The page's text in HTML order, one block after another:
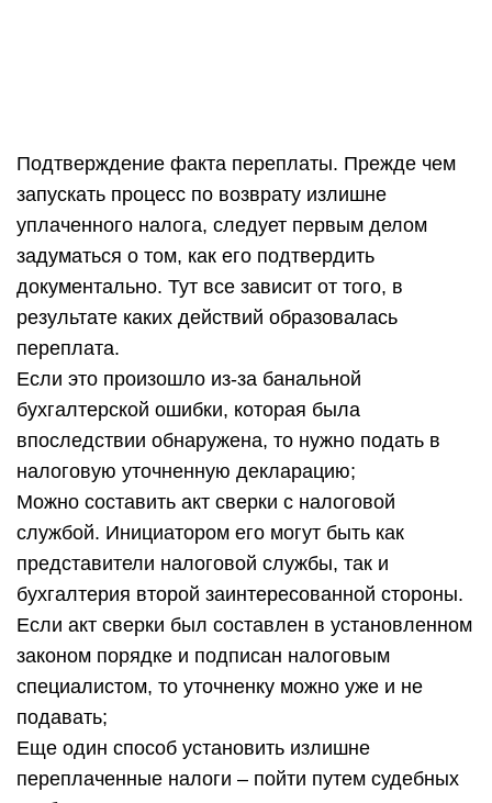
Подтверждение факта переплаты. Прежде чем
запускать процесс по возврату излишне
уплаченного налога, следует первым делом
задуматься о том, как его подтвердить
документально. Тут все зависит от того, в
результате каких действий образовалась
переплата.
Если это произошло из-за банальной
бухгалтерской ошибки, которая была
впоследствии обнаружена, то нужно подать в
налоговую уточненную декларацию;
Можно составить акт сверки с налоговой
службой. Инициатором его могут быть как
представители налоговой службы, так и
бухгалтерия второй заинтересованной стороны.
Если акт сверки был составлен в установленном
законом порядке и подписан налоговым
специалистом, то уточненку можно уже и не
подавать;
Еще один способ установить излишне
переплаченные налоги – пойти путем судебных